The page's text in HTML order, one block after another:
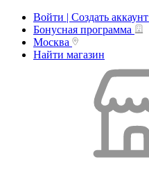
Войти | Создать аккаунт
Бонусная программа
Москва
Найти магазин